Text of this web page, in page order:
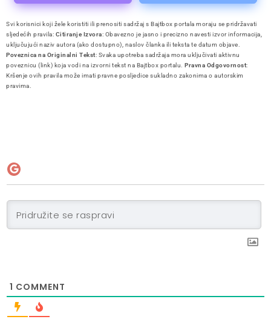
Svi korisnici koji žele koristiti ili prenositi sadržaj s Bajtbox portala moraju se pridržavati
sljedećih pravila: Citiranje Izvora: Obavezno je jasno i precizno navesti izvor informacija,
uključujući naziv autora (ako dostupno), naslov članka ili teksta te datum objave.
Poveznica na Originalni Tekst: Svaka upotreba sadržaja mora uključivati aktivnu
poveznicu (link) koja vodi na izvorni tekst na Bajtbox portalu. Pravna Odgovornost:
Kršenje ovih pravila može imati pravne posljedice sukladno zakonima o autorskim
pravima.
1 COMMENT